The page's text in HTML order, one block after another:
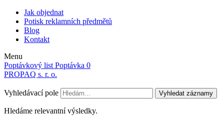
Jak objednat
Potisk reklamních předmětů
Blog
Kontakt
Menu
Poptávkový list Poptávka 0
PROPAQ s. r. o.
Vyhledávací pole Vyhledat záznamy
Hledáme relevantní výsledky.